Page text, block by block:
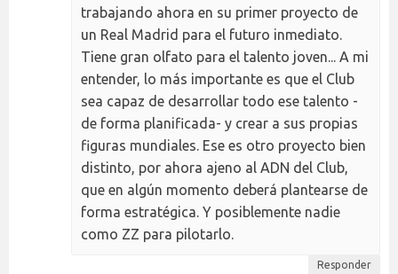
trabajando ahora en su primer proyecto de
un Real Madrid para el futuro inmediato.
Tiene gran olfato para el talento joven... A mi
entender, lo más importante es que el Club
sea capaz de desarrollar todo ese talento -
de forma planificada- y crear a sus propias
figuras mundiales. Ese es otro proyecto bien
distinto, por ahora ajeno al ADN del Club,
que en algún momento deberá plantearse de
forma estratégica. Y posiblemente nadie
como ZZ para pilotarlo.
Responder